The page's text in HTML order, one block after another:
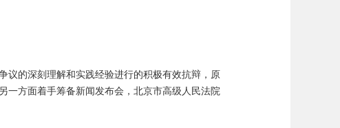
议的深刻理解和实践经验进行的积极有效抗辩，原
一方面着手筹备新闻发布会，北京市高级人民法院